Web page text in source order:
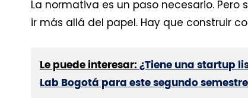
La normativa es un paso necesario.
ir más allá del papel. Hay que construir
Le puede interesar: ¿Tiene una startup
Lab Bogotá para este segundo